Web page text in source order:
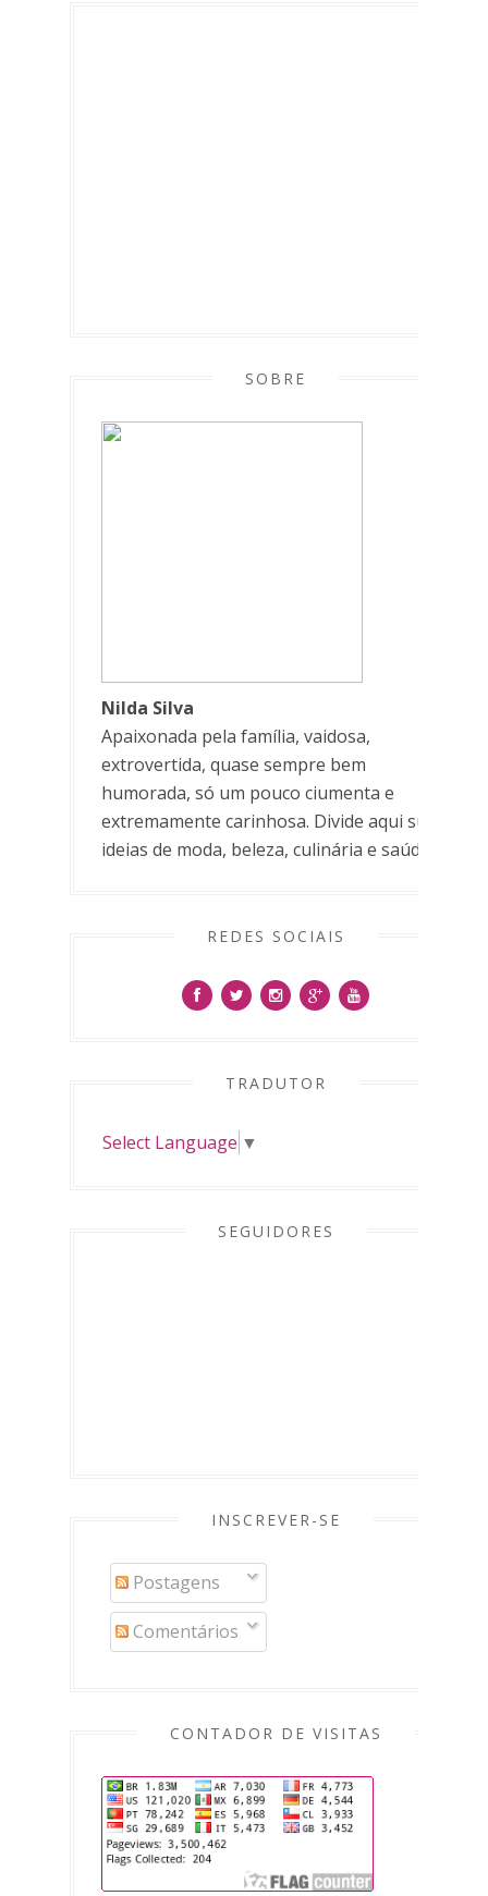
SOBRE
Nilda Silva
Apaixonada pela família, vaidosa,
extrovertida, quase sempre bem
humorada, só um pouco ciumenta e
extremamente carinhosa. Divide aqui suas
ideias de moda, beleza, culinária e saúde.
REDES SOCIAIS
TRADUTOR
Select Language ▼
SEGUIDORES
INSCREVER-SE
Postagens
Comentários
CONTADOR DE VISITAS